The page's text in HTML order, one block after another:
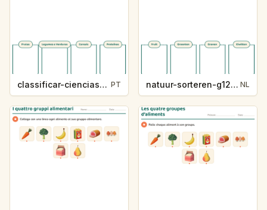
classificar-ciencias-g1207-5 PT natuur-sorteren-g1207-5 NL